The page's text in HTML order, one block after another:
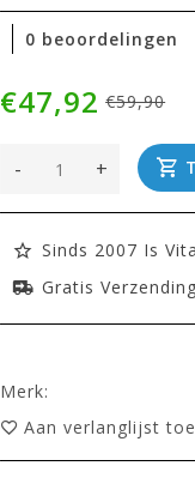
0 beoordelingen
€59,90
€47,92
+
-
Sinds 2007 Is
Gratis
Merk:
Aan verlanglijst